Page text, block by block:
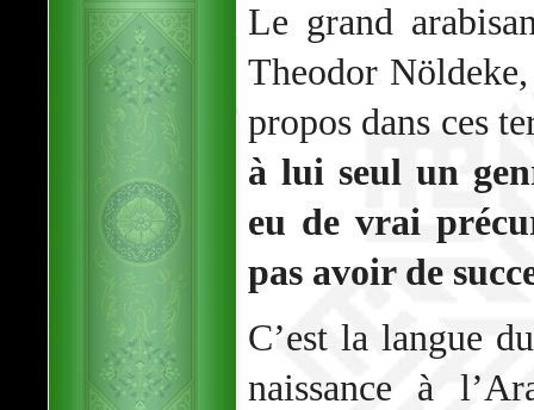
Le grand
Theodor
propos dans ces
à lui seul un
eu de vrai
pas avoir de
C’est la langue
naissance à